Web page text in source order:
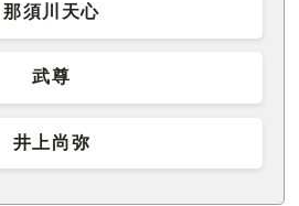
那須川天心
武尊
井上尚弥